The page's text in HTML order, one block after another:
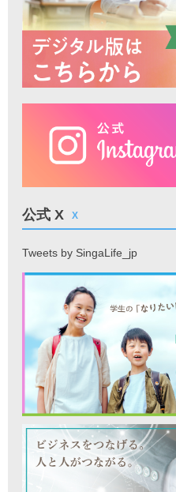
公式 X X
Tweets by SingaLife_jp